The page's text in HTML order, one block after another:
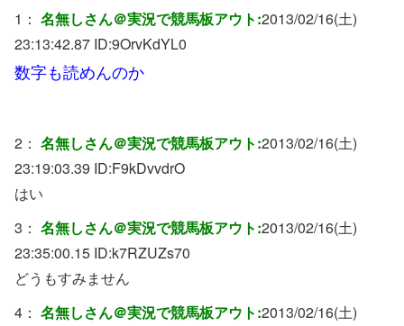
1： 名無しさん＠実況で競馬板アウト:2013/02/16(土)
23:13:42.87 ID:9OrvKdYL0
数字も読めんのか
2： 名無しさん＠実況で競馬板アウト:2013/02/16(土)
23:19:03.39 ID:F9kDvvdrO
はい
3： 名無しさん＠実況で競馬板アウト:2013/02/16(土)
23:35:00.15 ID:k7RZUZs70
どうもすみません
4： 名無しさん＠実況で競馬板アウト:2013/02/16(土)